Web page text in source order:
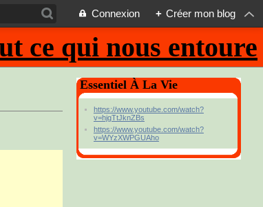
Connexion + Créer mon blog
ce qui nous entoure
Essentiel À La Vie
https://www.youtube.com/watch?
v=hjgTtJknZBs
https://www.youtube.com/watch?
v=WYzXWPGUAho